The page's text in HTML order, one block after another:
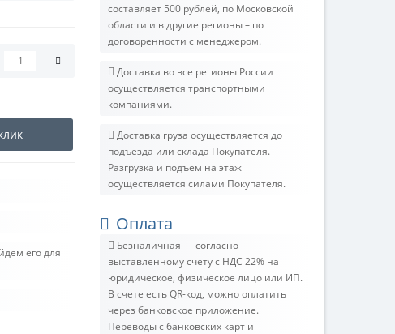
его для
составляет 500 рублей, по Московской
области и в другие регионы – по
договоренности с менеджером.
Доставка во все регионы России
осуществляется транспортными
компаниями.
Доставка груза осуществляется до
подъезда или склада Покупателя.
Разгрузка и подъём на этаж
осуществляется силами Покупателя.
Оплата
Безналичная — согласно
выставленному счету c НДС 22% на
юридическое, физическое лицо или ИП.
В счете есть QR-код, можно оплатить
через банковское приложение.
Переводы с банковских карт и